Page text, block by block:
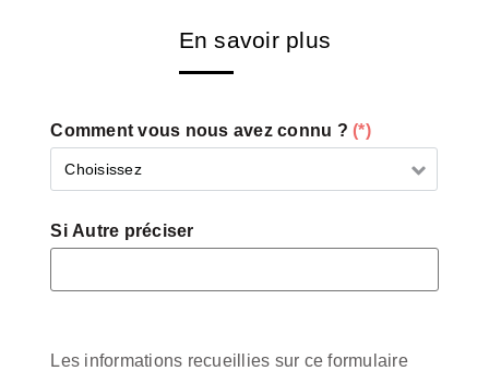
En savoir plus
Comment vous nous avez connu ?(*)
Choisissez
Si Autre préciser
Les informations recueillies sur ce formulaire